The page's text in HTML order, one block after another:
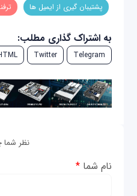
پشتیبان گیری از ایمیل ها
به اشتراک گذاری مطلب:
Telegram
Twitter
نظر
نام شما*